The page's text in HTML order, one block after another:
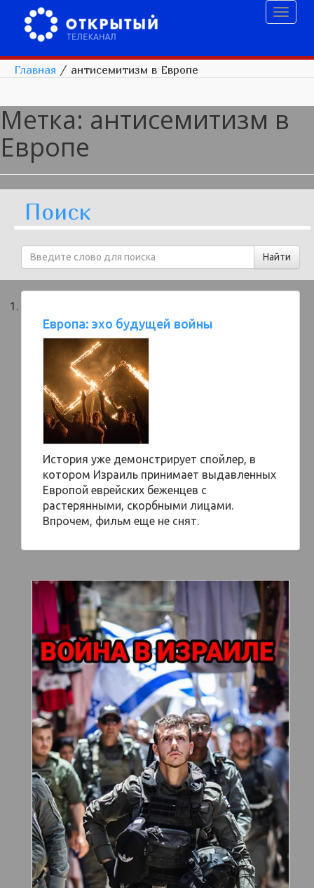
Главная / антисемитизм в Европе
Метка: антисемитизм в
Европе
Поиск
Европа: эхо будущей войны
История уже демонстрирует спойлер, в
котором Израиль принимает выдавленных
Европой еврейских беженцев с
растерянными, скорбными лицами.
Впрочем, фильм еще не снят.